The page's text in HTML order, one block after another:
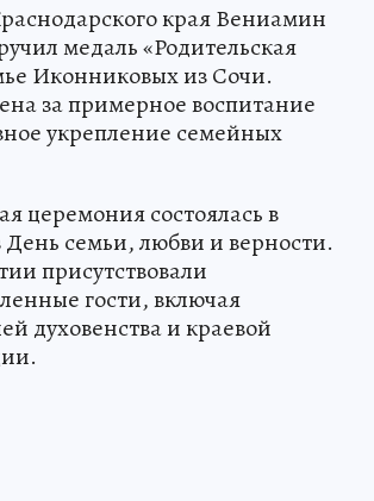
края Вениамин
медаль «Родительская
Иконниковых из Сочи.
за примерное воспитание
укрепление семейных
церемония состоялась в
семьи, любви и верности.
присутствовали
гости, включая
духовенства и краевой